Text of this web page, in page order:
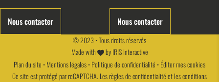
Nous contacter Nous contacter
© 2023 • Tous droits réservés
Made with
byIRIS Interactive
Plan du site •Mentions légales•Politique de confidentialité •Éditer mes cookies
Ce site est protégé par reCAPTCHA. Lesrègles de confidentialitéet lesconditions